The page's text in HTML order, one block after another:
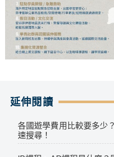
延伸閱讀
各國遊學費用比較要多少
速搜尋！